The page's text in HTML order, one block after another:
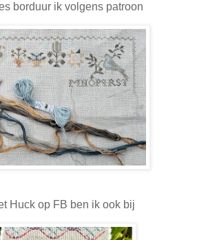
borduur ik volgens patroon
Huck op FB ben ik ook bij